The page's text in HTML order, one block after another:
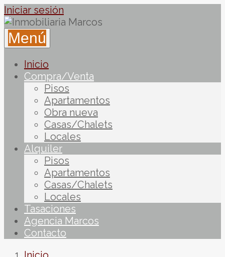
Iniciar sesión
Menú
Inicio
Compra/Venta
Pisos
Apartamentos
Obra nueva
Casas/Chalets
Locales
Alquiler
Pisos
Apartamentos
Casas/Chalets
Locales
Tasaciones
Agencia Marcos
Contacto